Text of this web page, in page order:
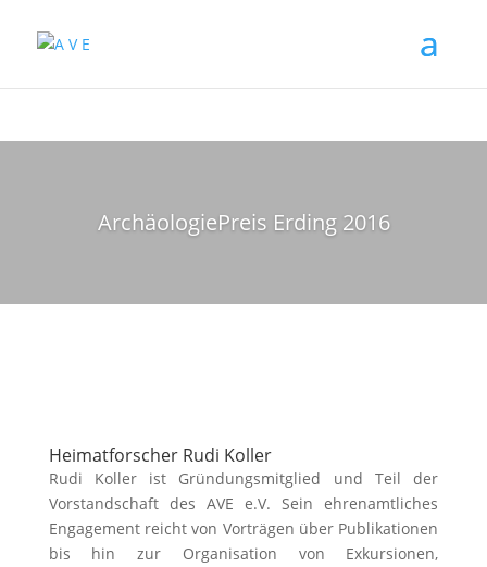
ArchäologiePreis Erding 2016
Heimatforscher Rudi Koller
Rudi Koller ist Gründungsmitglied und Teil der
Vorstandschaft des AVE e.V. Sein ehrenamtliches
Engagement reicht von Vorträgen über Publikationen
bis hin zur Organisation von Exkursionen,